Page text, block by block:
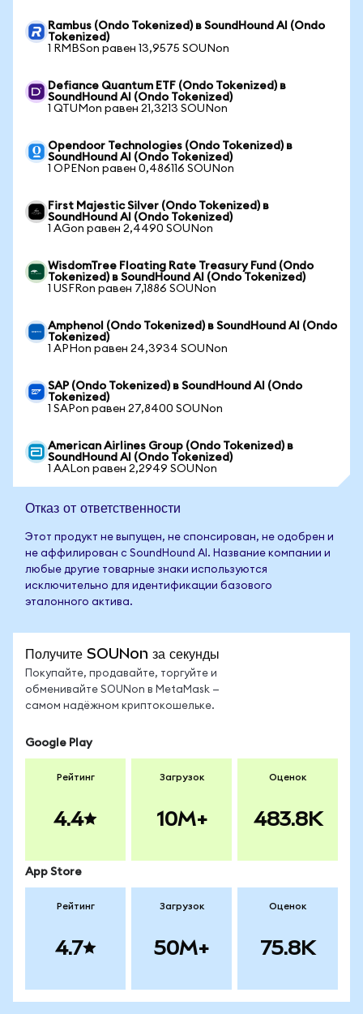
Rambus (Ondo Tokenized) в SoundHound AI (Ondo
Tokenized)
1 RMBSon равен 13,9575 SOUNon
Defiance Quantum ETF (Ondo Tokenized) в
SoundHound AI (Ondo Tokenized)
1 QTUMon равен 21,3213 SOUNon
Opendoor Technologies (Ondo Tokenized) в
SoundHound AI (Ondo Tokenized)
1 OPENon равен 0,486116 SOUNon
First Majestic Silver (Ondo Tokenized) в
SoundHound AI (Ondo Tokenized)
1 AGon равен 2,4490 SOUNon
WisdomTree Floating Rate Treasury Fund (Ondo
Tokenized) в SoundHound AI (Ondo Tokenized)
1 USFRon равен 7,1886 SOUNon
Amphenol (Ondo Tokenized) в SoundHound AI (Ondo
Tokenized)
1 APHon равен 24,3934 SOUNon
SAP (Ondo Tokenized) в SoundHound AI (Ondo
Tokenized)
1 SAPon равен 27,8400 SOUNon
American Airlines Group (Ondo Tokenized) в
SoundHound AI (Ondo Tokenized)
1 AALon равен 2,2949 SOUNon
Отказ от ответственности
Этот продукт не выпущен, не спонсирован, не одобрен и
не аффилирован с SoundHound AI. Название компании и
любые другие товарные знаки используются
исключительно для идентификации базового
эталонного актива.
Получите SOUNon за секунды
Покупайте, продавайте, торгуйте и
обменивайте SOUNon в MetaMask —
самом надёжном криптокошельке.
Google Play
Рейтинг
4.4
Загрузок
10M+
Оценок
483.8K
App Store
Рейтинг
4.7
Загрузок
50M+
Оценок
75.8K